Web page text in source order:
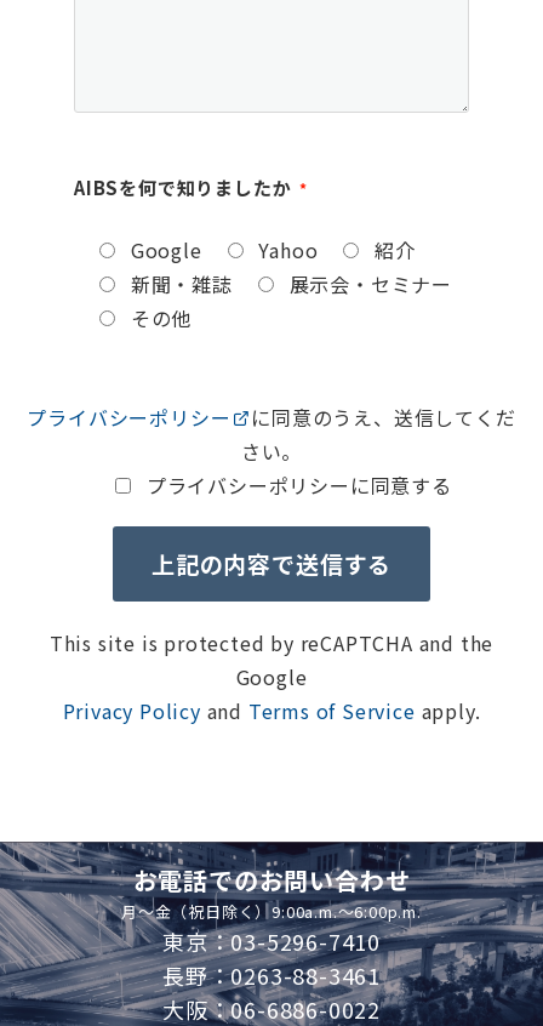
AIBSを何で知りましたか *
Google Yahoo
紹介
新聞・雑誌
展示会・セミナー
その他
プライバシーポリシー
に同意のうえ、送信してくだ
さい。
プライバシーポリシーに同意する
This site is protected by reCAPTCHA and the
Google
Privacy Policy and Terms of Service apply.
お電話でのお問い合わせ
月～金（祝日除く）9:00a.m.～6:00p.m.
東京：03-5296-7410
長野：0263-88-3461
大阪：06-6886-0022